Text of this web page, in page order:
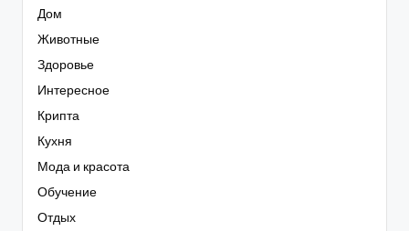
Дом
Животные
Здоровье
Интересное
Крипта
Кухня
Мода и красота
Обучение
Отдых